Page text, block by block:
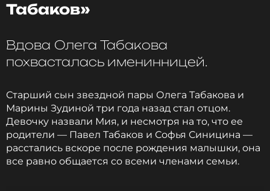
Табаков»
Вдова Олега Табакова
похвасталась именинницей.
Старший сын звездной пары Олега Табакова и
Марины Зудиной три года назад стал отцом.
Девочку назвали Мия, и несмотря на то, что ее
родители — Павел Табаков и Софья Синицина —
расстались вскоре после рождения малышки, она
все равно общается со всеми членами семьи.